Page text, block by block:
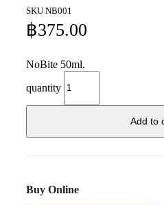
SKU NB001
฿375.00
NoBite 50ml.
quantity
Add to
Buy Online